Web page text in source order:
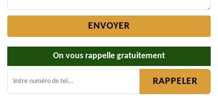
On vous rappelle gratuitement